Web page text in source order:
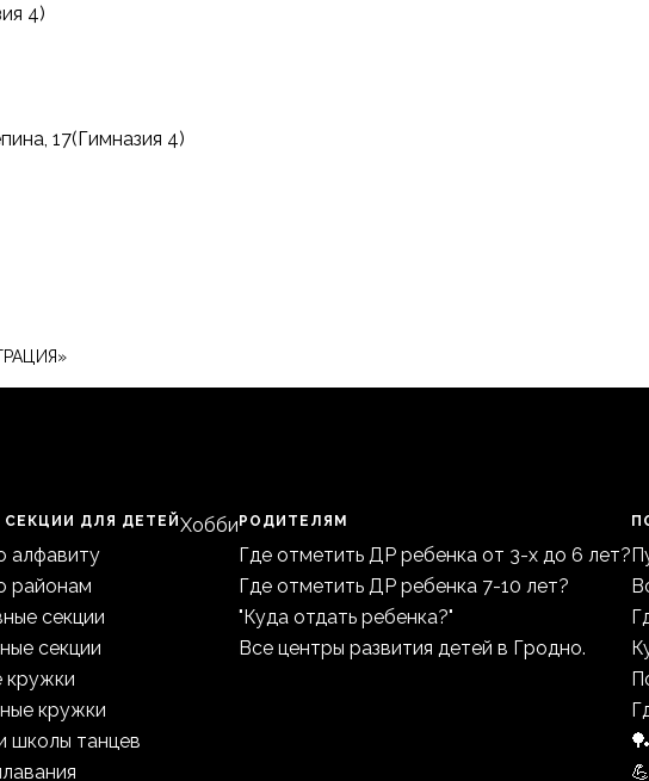
4)
17(Гимназия 4)
СЕКЦИИ ДЛЯ ДЕТЕЙ
алфавиту
районам
секции
секции
кружки
кружки
школы танцев
ХоббиРОДИТЕЛЯМ
Где отметить ДР ребенка от 3-х до 6 лет?
Где отметить ДР ребенка 7-10 лет?
"Куда отдать ребенка?"
Все центры развития детей в Гродно.